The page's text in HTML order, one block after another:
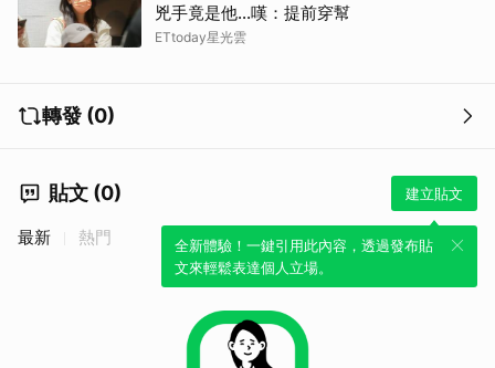
兇手竟是他...嘆：提前穿幫
ETtoday星光雲
轉發 (0)
貼文 (0) 建立貼文
全新體驗！一鍵引用此內容，透過發布貼
文來輕鬆表達個人立場。
最新 熱門
取消